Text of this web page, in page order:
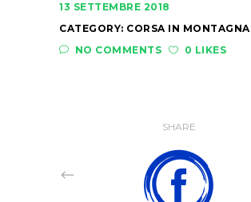
13 SETTEMBRE 2018
CATEGORY: CORSA IN MONTAGNA
NO COMMENTS
0 LIKES
SHARE